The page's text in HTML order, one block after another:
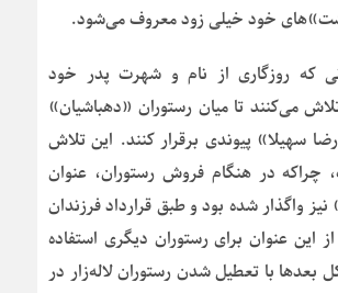
خود خیلی زود معروف می‌شود.
که روزگاری از نام و شهرت پدر خود
می‌کنند تا میان رستوران «دهباشیان»
سهیلا» پیوندی برقرار کنند. این تلاش
چراکه در هنگام فروش رستوران، عنوان
نیز واگذار شده بود و طبق قرارداد فرزندان
این عنوان برای رستوران دیگری استفاده
بعدها با تعطیل شدن رستوران لاله‌زار در